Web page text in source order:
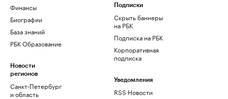
Финансы
Биографии
База знаний
РБК Образование
Новости
регионов
Санкт-Петербург
и область
Подписки
Скрыть баннеры
на РБК
Подписка на РБК
Корпоративная
подписка
Уведомления
RSS Новости